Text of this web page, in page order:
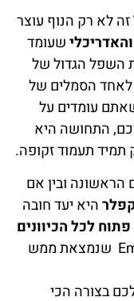
זה לא רק הנוף עוצר
שעומד
השפל הגדול של
לאחד הסמלים של
עומדים על
התחושה היא
תמיד תעמוד זקופה.
הראשונה ובין אם
היא יעד חובה
לכל הכיוונים
וברקע פסגת ה-Empire State Building שנמצאת ממש
בצורה הכי